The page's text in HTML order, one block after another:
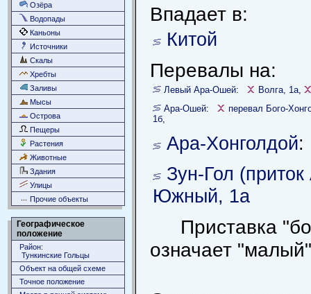
Озёра
Водопады
Каньоны
Источники
Скалы
Хребты
Заливы
Мысы
Острова
Пещеры
Растения
Животные
Здания
Улицы
Прочие объекты
Географическое
положение
Район:
Тункинские Гольцы
Объект на общей схеме
Точное положение
Впадает в:
Китой
Перевалы на:
Левый Ара-Ошей: Волга, 1а,
Ара-Ошей:
перевал Бого-
1б,
Ара-Хонголдой
Зун-Гол
Южный, 1а
Приставка
означает